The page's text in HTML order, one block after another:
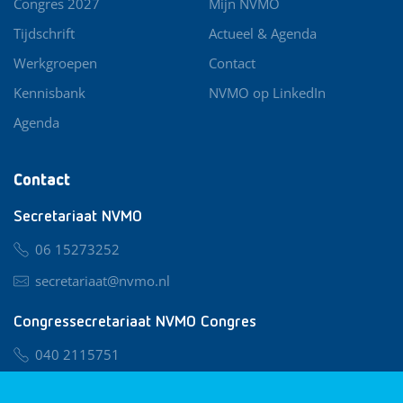
Contact
Secretariaat NVMO
06 15273252
secretariaat@nvmo.nl
Congressecretariaat NVMO Congres
040 2115751
Tijdschrift
Werkgroepen
Kennisbank
Agenda
Actueel & Agenda
Contact
NVMO op LinkedIn